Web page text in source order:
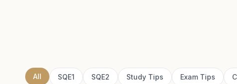
All SQE1 SQE2 Study Tips Exam Tips